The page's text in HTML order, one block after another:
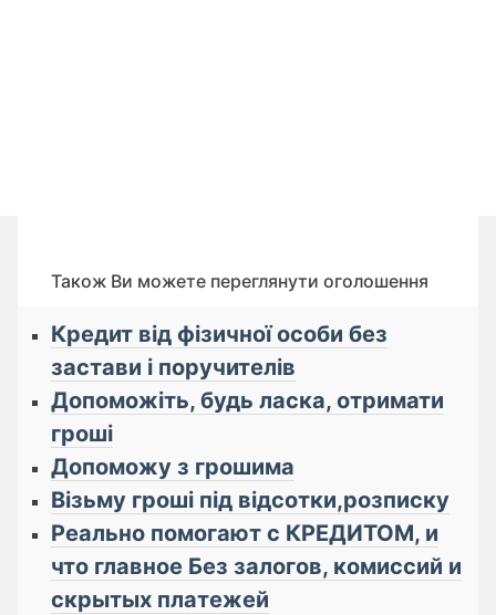
Також Ви можете переглянути оголошення
Кредит від фізичної особи без
застави і поручителів
Допоможіть, будь ласка, отримати
гроші
Допоможу з грошима
Візьму гроші під відсотки,розписку
Реально помогают с КРЕДИТОМ, и
что главное Бeз зaлoгoв, кoмиссий и
cкрытых плaтeжей